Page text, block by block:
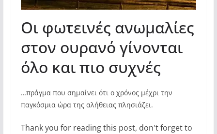
Οι φωτεινές ανωμαλίες
στον ουρανό γίνονται
όλο και πιο συχνές
…πράγμα που σημαίνει ότι ο χρόνος μέχρι την
παγκόσμια ώρα της αλήθειας πλησιάζει.
Thank you for reading this post, don't forget to